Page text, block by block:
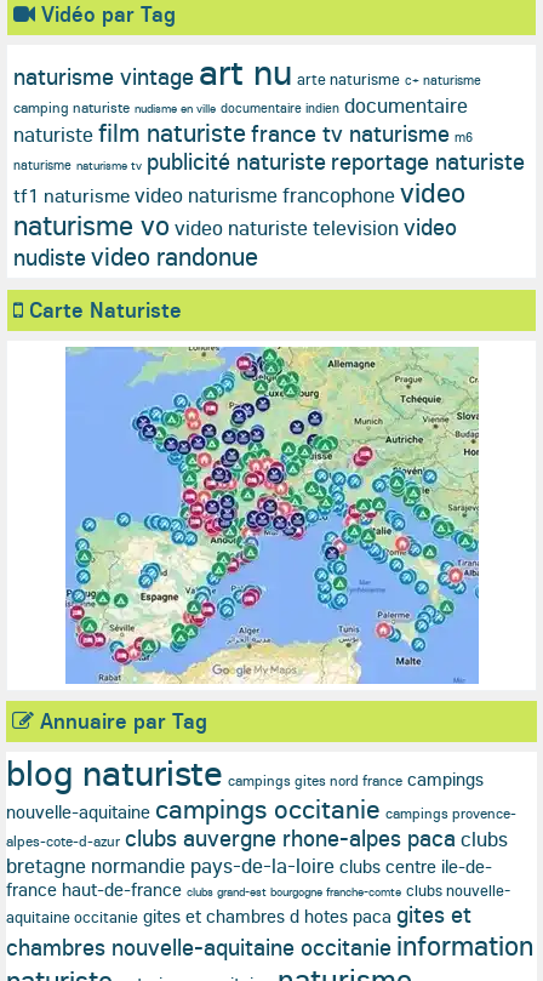
Vidéo par Tag
naturisme vintage art nu arte naturisme c+ naturisme
camping naturiste nudisme en ville documentaire indien documentaire
naturistefilm naturistefrance tv naturisme m6
naturisme naturisme tv publicité naturiste reportage naturiste
tf1 naturisme video naturisme francophonevideo
naturisme vo video naturiste televisionvideo
nudistevideo randonue
Carte Naturiste
Annuaire par Tag
blog naturiste campings gites nord france campings
nouvelle-aquitaine campings occitanie campings provence-
alpes-cote-d-azur clubs auvergne rhone-alpes paca clubs
bretagne normandie pays-de-la-loire clubs centre ile-de-
france haut-de-france clubs grand-est bourgogne franche-comte clubs nouvelle-
aquitaine occitanie gites et chambres d hotes paca gites et
chambres nouvelle-aquitaine occitanie information